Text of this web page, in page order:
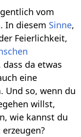
vom
. In diesem Sinne,
Feierlichkeit,
dass da etwas
eine
Und so, wenn du
willst,
wie kannst du